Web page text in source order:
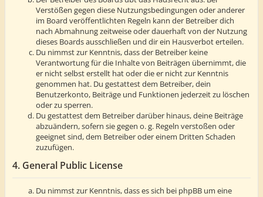
Verstößen gegen diese Nutzungsbedingungen oder anderer
im Board veröffentlichten Regeln kann der Betreiber dich
nach Abmahnung zeitweise oder dauerhaft von der Nutzung
dieses Boards ausschließen und dir ein Hausverbot erteilen.
Du nimmst zur Kenntnis, dass der Betreiber keine
Verantwortung für die Inhalte von Beiträgen übernimmt, die
er nicht selbst erstellt hat oder die er nicht zur Kenntnis
genommen hat. Du gestattest dem Betreiber, dein
Benutzerkonto, Beiträge und Funktionen jederzeit zu löschen
oder zu sperren.
Du gestattest dem Betreiber darüber hinaus, deine Beiträge
abzuändern, sofern sie gegen o. g. Regeln verstoßen oder
geeignet sind, dem Betreiber oder einem Dritten Schaden
zuzufügen.
4. General Public License
Du nimmst zur Kenntnis, dass es sich bei phpBB um eine